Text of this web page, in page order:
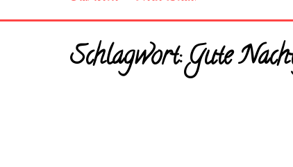
Schlagwort:Gute